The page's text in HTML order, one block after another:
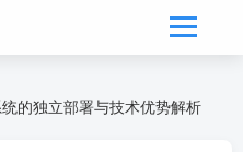
的独立部署与技术优势解析